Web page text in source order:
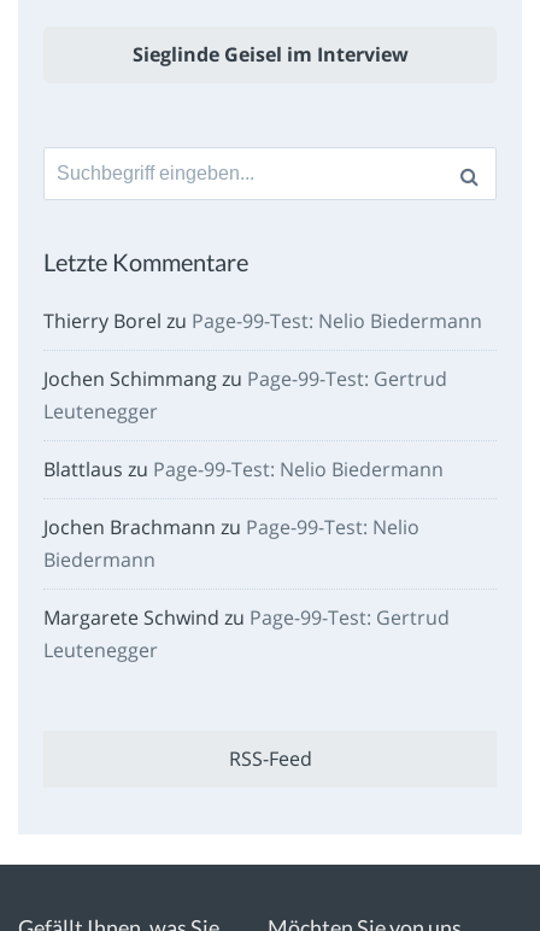
Sieglinde Geisel im Interview
Suche
nach:
Letzte Kommentare
Thierry Borel zu Page-99-Test: Nelio Biedermann
Jochen Schimmangzu Page-99-Test: Gertrud
Leutenegger
Blattlaus zu Page-99-Test: Nelio Biedermann
Jochen Brachmann zu Page-99-Test: Nelio
Biedermann
Margarete Schwind zu Page-99-Test: Gertrud
Leutenegger
RSS-Feed